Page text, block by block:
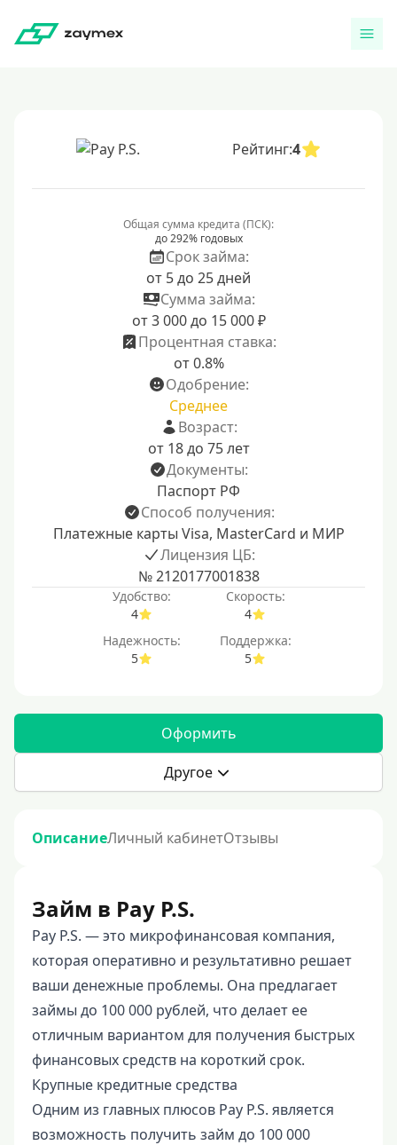
Рейтинг:4
Общая сумма кредита (ПСК):
до 292% годовых
Срок займа:
от 5 до 25 дней
Сумма займа:
от 3 000 до 15 000 ₽
Процентная ставка:
от 0.8%
Одобрение:
Среднее
Возраст:
от 18 до 75 лет
Документы:
Паспорт РФ
Способ получения:
Платежные карты Visa, MasterCard и МИР
Лицензия ЦБ:
№ 2120177001838
Удобство:
4
Скорость:
4
Надежность:
5
Поддержка:
5
Оформить
Другое
ОписаниеЛичный кабинетОтзывы
Займ в Pay P.S.
Pay P.S. — это микрофинансовая компания,
которая оперативно и результативно решает
ваши денежные проблемы. Она предлагает
займы до 100 000 рублей, что делает ее
отличным вариантом для получения быстрых
финансовых средств на короткий срок.
Крупные кредитные средства
Одним из главных плюсов Pay P.S. является
возможность получить займ до 100 000